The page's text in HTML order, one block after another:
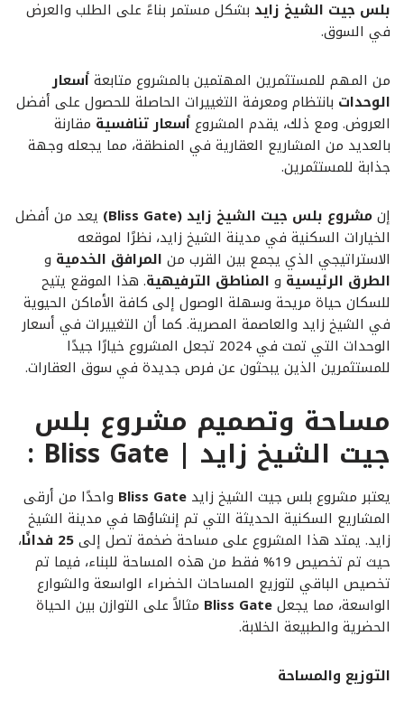
بلس جيت الشيخ زايد بشكل مستمر بناءً على الطلب والعرض
في السوق.
من المهم للمستثمرين المهتمين بالمشروع متابعةأسعار
الوحدات بانتظام ومعرفة التغييرات الحاصلة للحصول على أفضل
العروض. ومع ذلك، يقدم المشروعأسعار تنافسية مقارنة
بالعديد من المشاريع العقارية في المنطقة، مما يجعله وجهة
جذابة للمستثمرين.
إنمشروع بلس جيت الشيخ زايد (Bliss Gate)
يعد من أفضل
الخيارات السكنية في مدينة الشيخ زايد، نظرًا لموقعه
الاستراتيجي الذي يجمع بين القرب من المرافق الخدمية و
الطرق الرئيسية و المناطق الترفيهية. هذا الموقع يتيح
للسكان حياة مريحة وسهلة الوصول إلى كافة الأماكن الحيوية
في الشيخ زايد والعاصمة المصرية. كما أن التغييرات في أسعار
الوحدات التي تمت في 2024 تجعل المشروع خيارًا جيدًا
للمستثمرين الذين يبحثون عن فرص جديدة في سوق العقارات.
مساحة وتصميم مشروع بلس
جيت الشيخ زايد | Bliss Gate :
يعتبر مشروع بلس جيت الشيخ زايد Bliss Gate واحدًا من أرقى
المشاريع السكنية الحديثة التي تم إنشاؤها في مدينة الشيخ
زايد. يمتد هذا المشروع على مساحة ضخمة تصل إلى25 فدانًا
،
حيث تم تخصيص 19% فقط من هذه المساحة للبناء، فيما تم
تخصيص الباقي لتوزيع المساحات الخضراء الواسعة والشوارع
الواسعة، مما يجعلBliss Gate مثالاً على التوازن بين الحياة
الحضرية والطبيعة الخلابة.
التوزيع والمساحة